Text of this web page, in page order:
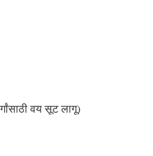
वय सूट लागू)